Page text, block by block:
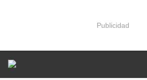
Publicidad